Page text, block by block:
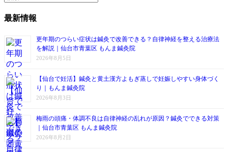
最新情報
更年期のつらい症状は鍼灸で改善できる？自律神経を整える治療法
を解説｜仙台市青葉区 もんま鍼灸院
2026年8月5日
【仙台で妊活】鍼灸と黄土漢方よもぎ蒸しで妊娠しやすい身体づく
り｜もんま鍼灸院
2026年8月3日
梅雨の頭痛・体調不良は自律神経の乱れが原因？鍼灸でできる対策
｜仙台市青葉区 もんま鍼灸院
2026年8月2日